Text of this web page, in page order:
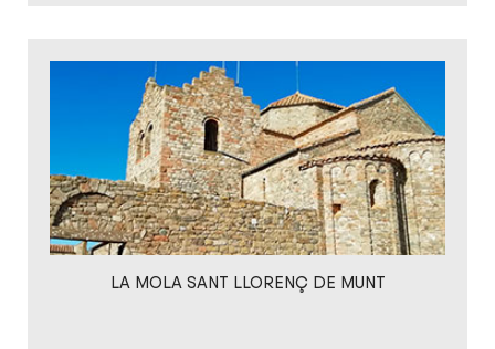
LA MOLA SANT LLORENÇ DE MUNT